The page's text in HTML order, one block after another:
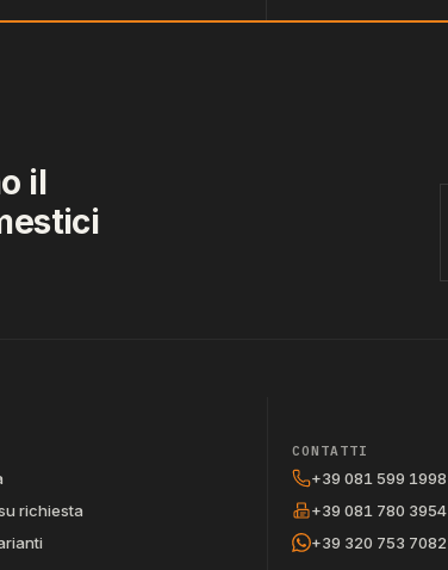
il
richiesta
CONTATTI
+39 081 599 1998
+39 081 780 3954
+39 320 753 7082